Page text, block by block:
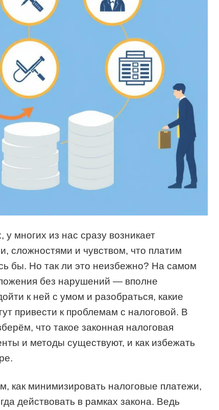
у многих из нас сразу возникает
сложностями и чувством, что платим
бы. Но так ли это неизбежно? На самом
без нарушений — вполне
к ней с умом и разобраться, какие
привести к проблемам с налоговой. В
что такое законная налоговая
и методы существуют, и как избежать
как минимизировать налоговые платежи,
действовать в рамках закона. Ведь